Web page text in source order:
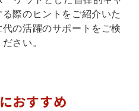
際のヒントをご紹介いた
の活躍のサポートをご検
さい。
おすすめ